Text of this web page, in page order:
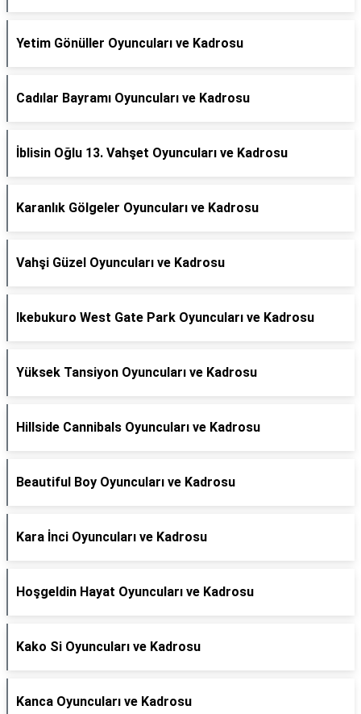
Yetim Gönüller Oyuncuları ve Kadrosu
Cadılar Bayramı Oyuncuları ve Kadrosu
İblisin Oğlu 13. Vahşet Oyuncuları ve Kadrosu
Karanlık Gölgeler Oyuncuları ve Kadrosu
Vahşi Güzel Oyuncuları ve Kadrosu
Ikebukuro West Gate Park Oyuncuları ve Kadrosu
Yüksek Tansiyon Oyuncuları ve Kadrosu
Hillside Cannibals Oyuncuları ve Kadrosu
Beautiful Boy Oyuncuları ve Kadrosu
Kara İnci Oyuncuları ve Kadrosu
Hoşgeldin Hayat Oyuncuları ve Kadrosu
Kako Si Oyuncuları ve Kadrosu
Kanca Oyuncuları ve Kadrosu